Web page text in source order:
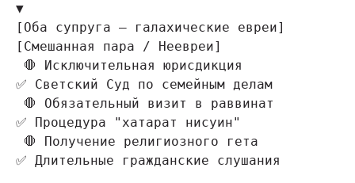
▼
[Оба супруга — галахические евреи]
[Смешанная пара / Неевреи]
✅ Светский Суд по семейным делам
✅ Процедура "хатарат нисуин"